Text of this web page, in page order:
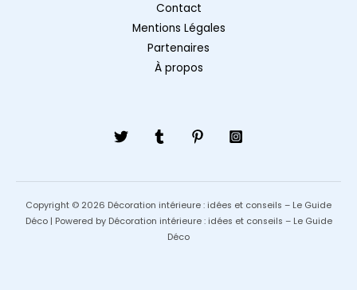
Contact
Mentions Légales
Partenaires
À propos
Copyright © 2026 Décoration intérieure : idées et conseils – Le Guide
Déco | Powered by Décoration intérieure : idées et conseils – Le Guide
Déco